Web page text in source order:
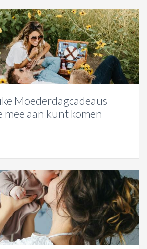
Moederdagcadeaus
mee aan kunt komen